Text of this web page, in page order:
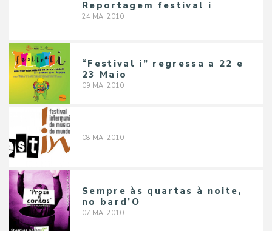
Reportagem festival i
24 MAI 2010
“Festival i” regressa a 22 e
23 Maio
09 MAI 2010
08 MAI 2010
Sempre às quartas à noite,
no bard’O
07 MAI 2010